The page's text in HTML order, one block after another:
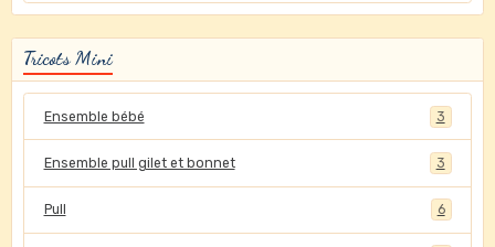
Tricots Mini
Ensemble bébé 3
Ensemble pull gilet et bonnet 3
Pull 6